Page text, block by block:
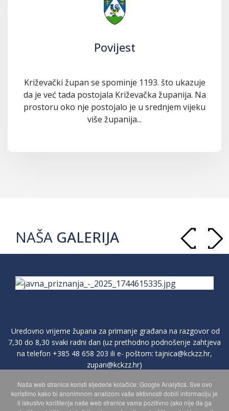
Povijest
Križevački župan se spominje 1193. što ukazuje
da je već tada postojala Križevačka županija. Na
prostoru oko nje postojalo je u srednjem vijeku
više županija...
NAŠA GALERIJA
Uredovno vrijeme župana za primanje građana na razgovor od
7,30 do 8,30 svaki radni dan (uz prethodno podnošenje zahtjeva
na telefon +385 48 658 203 ili e- poštom:tajnica@kckzz.hr,
zupan@kckzz.hr)
POLITIKA ZAŠTITE PRIVATNOSTI OSOBNIH PODATAKA
Naša web stranica koristi sljedeće kolačiće: Google Analytics. Sve ovo
koristimo kako bi anonimnom analizom vaše aktivnosti dobili informaciju je
li iskustvo korištenja naše web stranice vama pozitivno (ako nije da ga